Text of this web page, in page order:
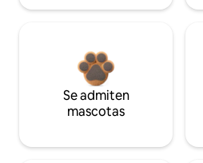
Se admiten
mascotas